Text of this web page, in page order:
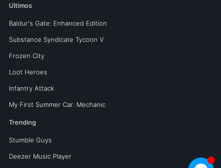
Ultimos
Baldur's Gate: Enhanced Edition
Substance Syndicate Tycoon V
Frozen City
Loot Heroes
Infantry Attack
My First Summer Car: Mechanic
Trending
Stumble Guys
Deezer Music Player